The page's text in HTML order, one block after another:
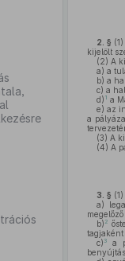
2. § (1)
kijelölt
(2) A
a) a
b) a
c) a
d) 1 a
e) az
a
(3) A
(4) A
3. § (1)
a)
b) 2
tagjaként
c) 3a